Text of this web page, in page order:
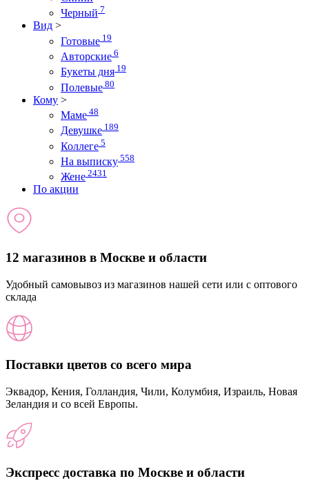
Черный 7
Вид >
Готовые 19
Авторские 6
Букеты дня 19
Полевые 80
Кому >
Маме 48
Девушке 189
Коллеге 5
На выписку 558
Жене 2431
По акции
12 магазинов в Москве и области
Удобный самовывоз из магазинов нашей сети или с оптового
склада
Поставки цветов со всего мира
Эквадор, Кения, Голландия, Чили, Колумбия, Израиль, Новая
Зеландия и со всей Европы.
Экспресс доставка по Москве и области